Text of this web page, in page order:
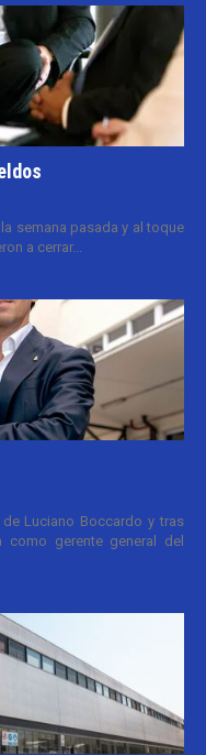
semana pasada y al toque
a cerrar...
Luciano Boccardo y tras
como gerente general del